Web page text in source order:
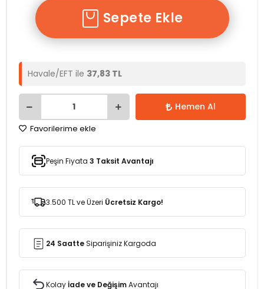
Sepete Ekle
Havale/EFT ile 37,83 TL
Hemen Al
Favorilerime ekle
Peşin Fiyata 3 Taksit Avantajı
3.500 TL ve Üzeri Ücretsiz Kargo!
24 SaatteSiparişiniz Kargoda
Kolayİade ve DeğişimAvantajı